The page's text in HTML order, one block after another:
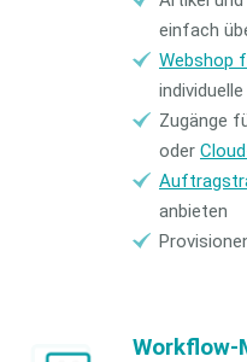
einfach
Webshop
Zugänge
oder
anbieten
Workflow-